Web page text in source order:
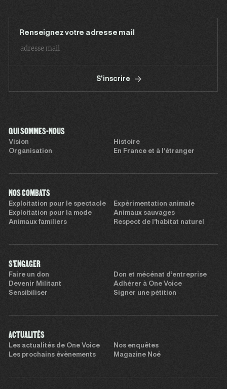
Renseignez votre adresse mail
S'inscrire
QUI SOMMES-NOUS
Vision
Histoire
Organisation
En France et à l’étranger
NOS COMBATS
Exploitation pour le spectacle
Expérimentation animale
Exploitation pour la mode
Animaux sauvages
Animaux familiers
Respect de l’habitat naturel
S'ENGAGER
Faire un don
Don et mécénat d’entreprise
Devenir Militant
Adhérer à One Voice
Sensibiliser
Signer une pétition
ACTUALITÉS
Les actualités de One Voice
Nos enquêtes
Les prochains évènements
Magazine Noé